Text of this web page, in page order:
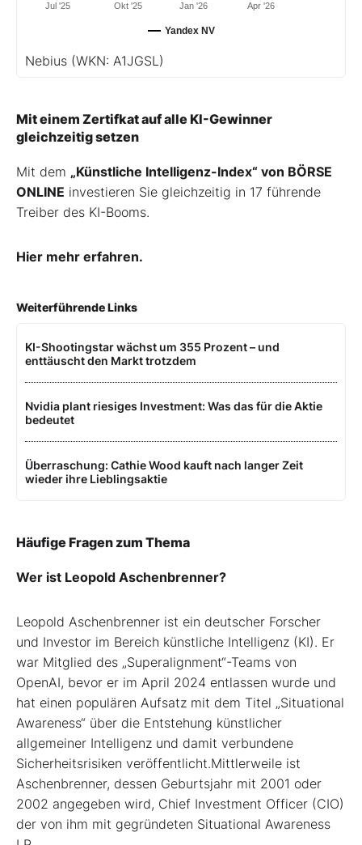
Yandex NV
Jul '25 Jan '26
Okt '25 Apr '26
Nebius (WKN: A1JGSL)
Mit einem Zertifkat auf alle KI-Gewinner
gleichzeitig setzen
Mit dem „Künstliche Intelligenz-Index“ von BÖRSE
ONLINE investieren Sie gleichzeitig in 17 führende
Treiber des KI-Booms.
Hier mehr erfahren.
Weiterführende Links
KI-Shootingstar wächst um 355 Prozent – und
enttäuscht den Markt trotzdem
Nvidia plant riesiges Investment: Was das für die Aktie
bedeutet
Überraschung: Cathie Wood kauft nach langer Zeit
wieder ihre Lieblingsaktie
Häufige Fragen zum Thema
Wer ist Leopold Aschenbrenner?
Leopold Aschenbrenner ist ein deutscher Forscher
und Investor im Bereich künstliche Intelligenz (KI). Er
war Mitglied des „Superalignment“-Teams von
OpenAI, bevor er im April 2024 entlassen wurde und
hat einen populären Aufsatz mit dem Titel „Situational
Awareness“ über die Entstehung künstlicher
allgemeiner Intelligenz und damit verbundene
Sicherheitsrisiken veröffentlicht.Mittlerweile ist
Aschenbrenner, dessen Geburtsjahr mit 2001 oder
2002 angegeben wird, Chief Investment Officer (CIO)
der von ihm mit gegründeten Situational Awareness